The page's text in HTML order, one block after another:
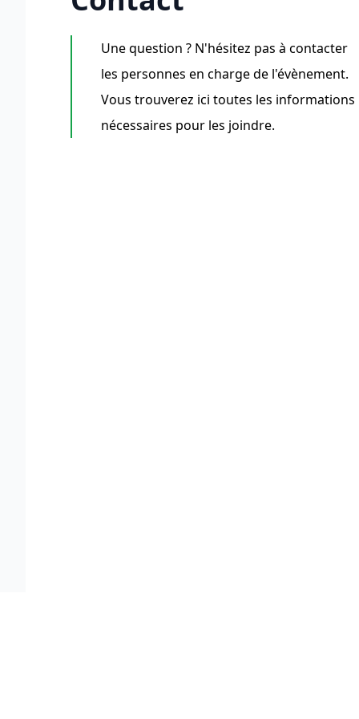
Une question ? N'hésitez pas à contacter
les personnes en charge de l'évènement.
Vous trouverez ici toutes les informations
nécessaires pour les joindre.